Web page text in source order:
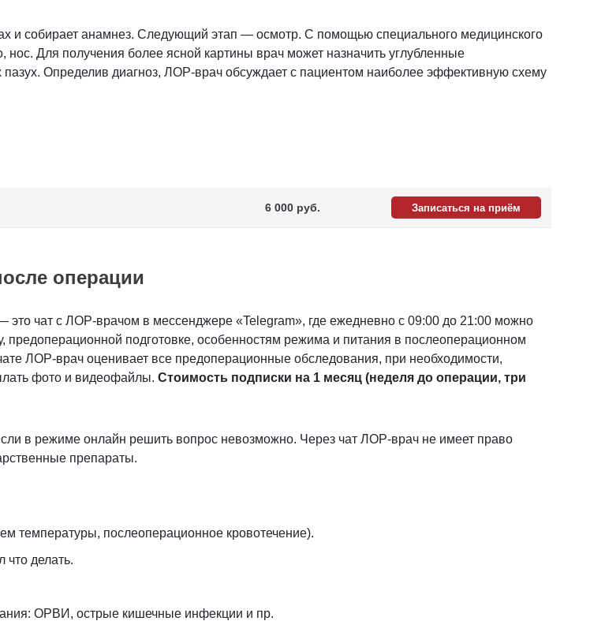
и собирает анамнез. Следующий этап ― осмотр. С помощью специального медицинского
Для получения более ясной картины врач может назначить углубленные
Определив диагноз, ЛОР-врач обсуждает с пациентом наиболее эффективную схему
6 000 pуб. Записаться на приём
операции
это чат с ЛОР-врачом в мессенджере «Telegram», где ежедневно с 09:00 до 21:00 можно
подготовке, особенностям режима и питания в послеоперационном
ЛОР-врач оценивает все предоперационные обследования, при необходимости,
фото и видеофайлы. Стоимость подписки на 1 месяц (неделя до операции, три
в режиме онлайн решить вопрос невозможно. Через чат ЛОР-врач не имеет право
препараты.
температуры, послеоперационное кровотечение).
что делать.
ОРВИ, острые кишечные инфекции и пр.